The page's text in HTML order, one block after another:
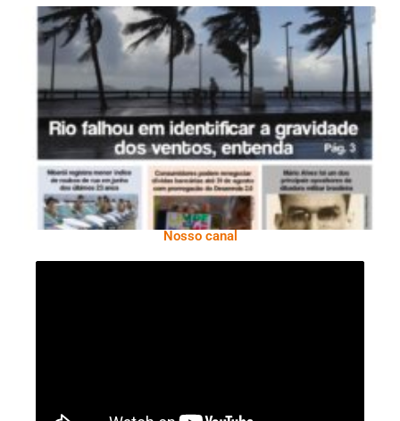
Ano X – Número 366 01 A 07 De Agosto De
2026
Nosso canal